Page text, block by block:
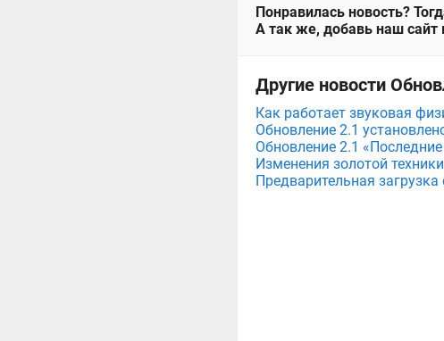
Понравилась новость?
А так же, добавь наш сайт
Другие новости
Как работает звуковая
Обновление 2.1
Обновление 2.1
Изменения золотой
Предварительная